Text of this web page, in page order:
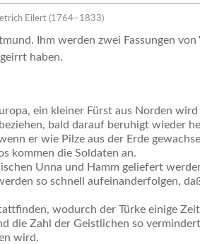
Eilert (1764–1833)
Ihm werden zwei Fassungen von
haben.
ein kleiner Fürst aus Norden wird
bald darauf beruhigt wieder
er wie Pilze aus der Erde
kommen die Soldaten an.
Unna und Hamm geliefert
so schnell aufeinanderfolgen,
wodurch der Türke einige
die Zahl der Geistlichen so
wird.